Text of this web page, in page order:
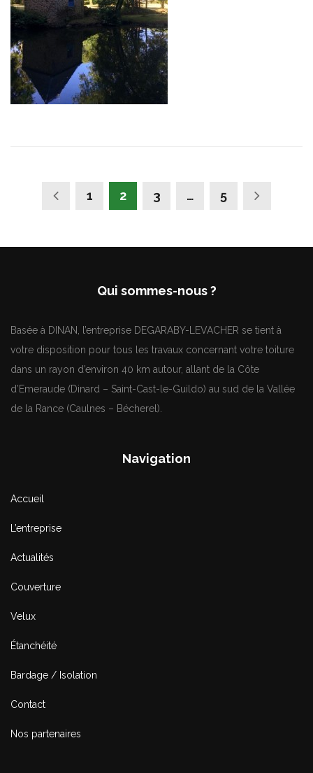
1 2 3 … 5
Qui sommes-nous ?
Basée à DINAN, l’entreprise DEGARABY-LEVACHER se tient à
votre disposition pour tous les travaux concernant votre toiture
dans un rayon d’environ 40 km autour, allant de la Côte
d’Emeraude (Dinard – Saint-Cast-le-Guildo) au sud de la Vallée
de la Rance (Caulnes – Bécherel).
Navigation
Accueil
L’entreprise
Actualités
Couverture
Velux
Étanchéité
Bardage / Isolation
Contact
Nos partenaires